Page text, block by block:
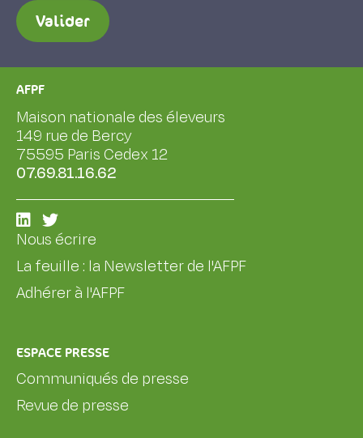
Valider
AFPF
Maison nationale des éleveurs
149 rue de Bercy
75595 Paris Cedex 12
07.69.81.16.62
Nous écrire
La feuille : la Newsletter de l'AFPF
Adhérer à l'AFPF
ESPACE PRESSE
Communiqués de presse
Revue de presse